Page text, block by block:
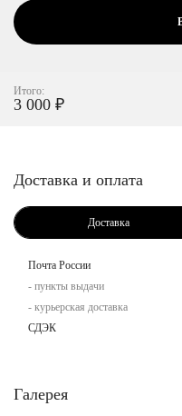
Итого:
3 000 ₽
Доставка и оплата
Доставка
Почта России
- пункты выдачи
- курьерская доставка
СДЭК
Галерея